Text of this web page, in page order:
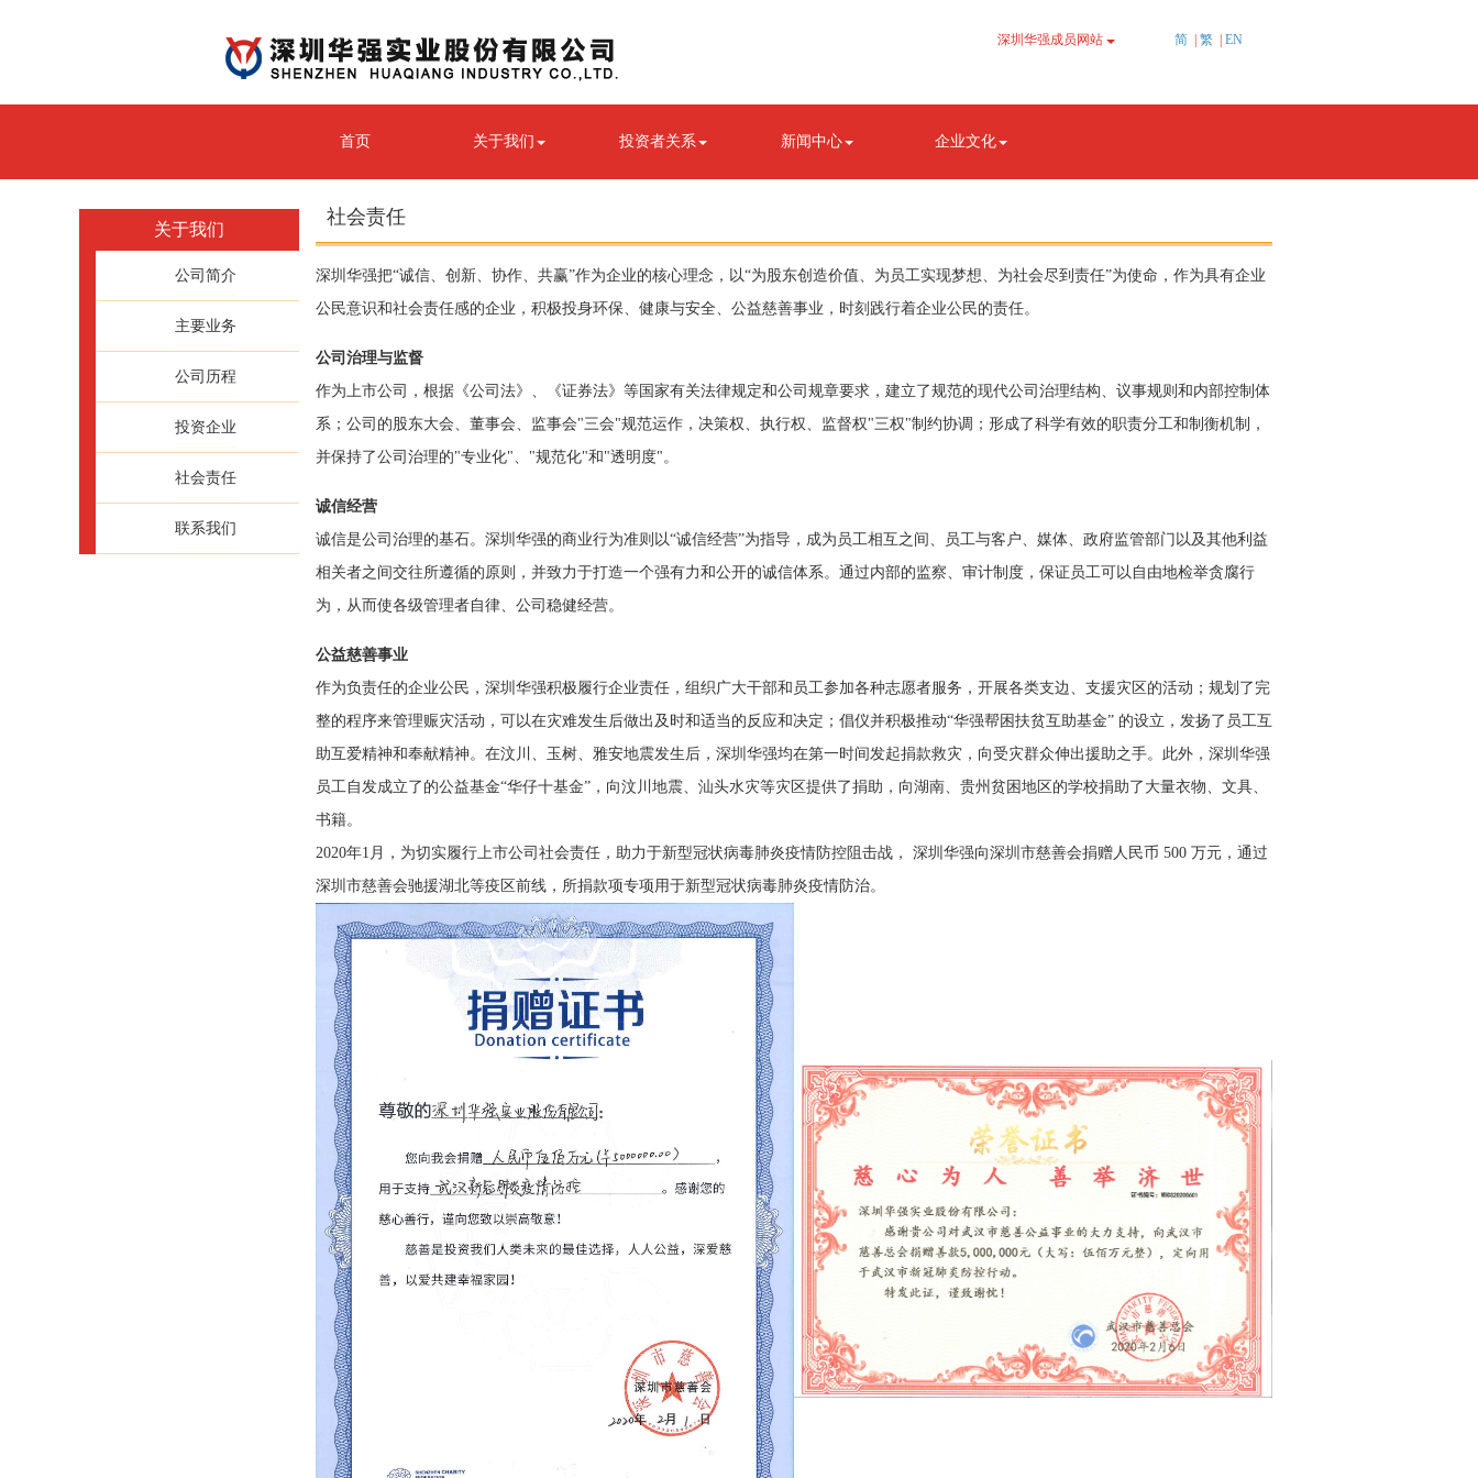
深圳华强成员网站 简 繁 EN
首页 关于我们 投资者关系 新闻中心 企业文化
关于我们
公司简介
主要业务
公司历程
投资企业
社会责任
联系我们
社会责任
深圳华强把“诚信、创新、协作、共赢”作为企业的核心理念，以“为股东创造价值、为员工实现梦想、为社会尽到责任”为使命，作为具有企业
公民意识和社会责任感的企业，积极投身环保、健康与安全、公益慈善事业，时刻践行着企业公民的责任。
公司治理与监督
作为上市公司，根据《公司法》、《证券法》等国家有关法律规定和公司规章要求，建立了规范的现代公司治理结构、议事规则和内部控制体
系；公司的股东大会、董事会、监事会"三会"规范运作，决策权、执行权、监督权"三权"制约协调；形成了科学有效的职责分工和制衡机制，
并保持了公司治理的"专业化"、"规范化"和"透明度"。
诚信经营
诚信是公司治理的基石。深圳华强的商业行为准则以“诚信经营”为指导，成为员工相互之间、员工与客户、媒体、政府监管部门以及其他利益
相关者之间交往所遵循的原则，并致力于打造一个强有力和公开的诚信体系。通过内部的监察、审计制度，保证员工可以自由地检举贪腐行
为，从而使各级管理者自律、公司稳健经营。
公益慈善事业
作为负责任的企业公民，深圳华强积极履行企业责任，组织广大干部和员工参加各种志愿者服务，开展各类支边、支援灾区的活动；规划了完
整的程序来管理赈灾活动，可以在灾难发生后做出及时和适当的反应和决定；倡仪并积极推动“华强帮困扶贫互助基金” 的设立，发扬了员工互
助互爱精神和奉献精神。在汶川、玉树、雅安地震发生后，深圳华强均在第一时间发起捐款救灾，向受灾群众伸出援助之手。此外，深圳华强
员工自发成立了的公益基金“华仔十基金”，向汶川地震、汕头水灾等灾区提供了捐助，向湖南、贵州贫困地区的学校捐助了大量衣物、文具、
书籍。
2020年1月，为切实履行上市公司社会责任，助力于新型冠状病毒肺炎疫情防控阻击战， 深圳华强向深圳市慈善会捐赠人民币 500 万元，通过
深圳市慈善会驰援湖北等疫区前线，所捐款项专项用于新型冠状病毒肺炎疫情防治。